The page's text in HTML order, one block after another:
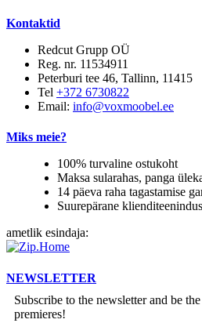
Kontaktid
Redcut Grupp OÜ
Reg. nr. 11534911
Peterburi tee 46, Tallinn, 11415
Tel +372 6730822
Email: info@voxmoobel.ee
Miks meie?
100% turvaline ostukoht
Maksa sularahas, panga
14 päeva raha tagastamise
Suurepärane klienditeenindus
ametlik esindaja:
NEWSLETTER
Subscribe to the newsletter and be
premieres!